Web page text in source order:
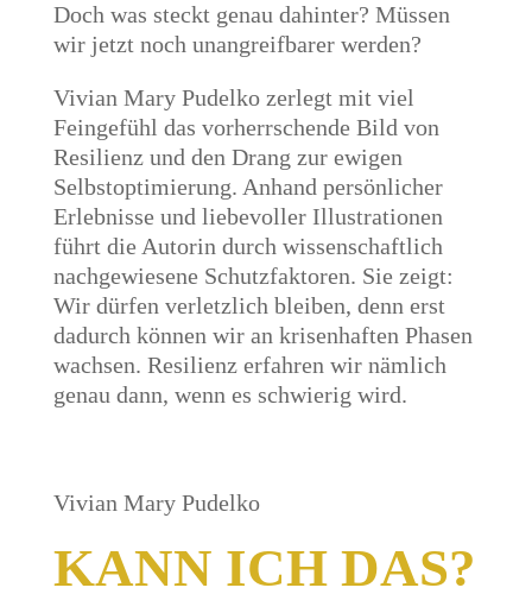
Doch was steckt genau dahinter? Müssen
wir jetzt noch unangreifbarer werden?
Vivian Mary Pudelko zerlegt mit viel
Feingefühl das vorherrschende Bild von
Resilienz und den Drang zur ewigen
Selbstoptimierung. Anhand persönlicher
Erlebnisse und liebevoller Illustrationen
führt die Autorin durch wissenschaftlich
nachgewiesene Schutzfaktoren. Sie zeigt:
Wir dürfen verletzlich bleiben, denn erst
dadurch können wir an krisenhaften Phasen
wachsen. Resilienz erfahren wir nämlich
genau dann, wenn es schwierig wird.
Vivian Mary Pudelko
KANN ICH DAS?